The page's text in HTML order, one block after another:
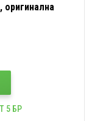
оригинална
5 БР